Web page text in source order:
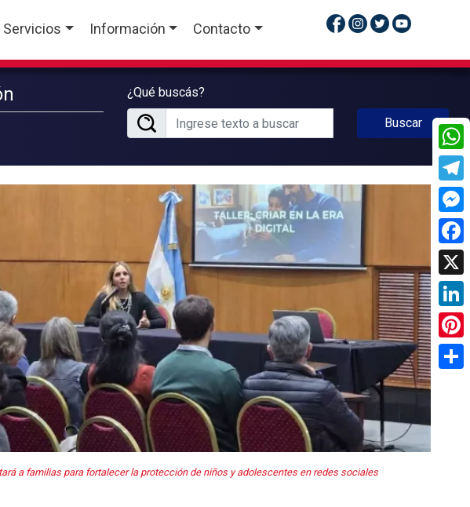
Servicios Información Contacto
¿Qué buscás?
Buscar
a familias para fortalecer la protección de niños y adolescentes en redes sociales
X